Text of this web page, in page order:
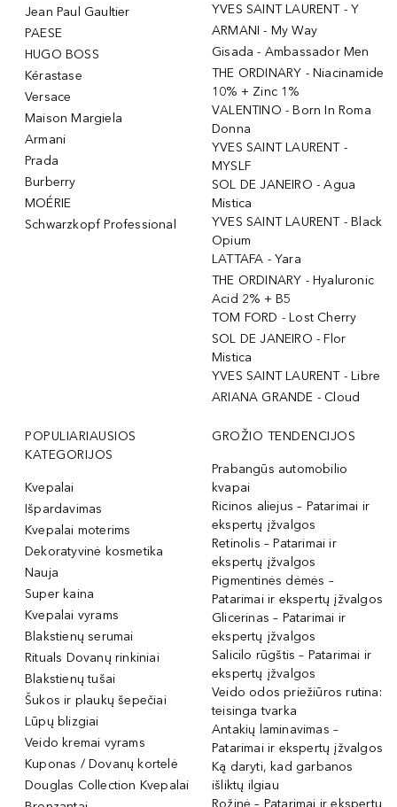
Jean Paul Gaultier
PAESE
HUGO BOSS
Kérastase
Versace
Maison Margiela
Armani
Prada
Burberry
MOÉRIE
Schwarzkopf Professional
YVES SAINT LAURENT - Y
ARMANI - My Way
Gisada - Ambassador Men
THE ORDINARY - Niacinamide
10% + Zinc 1%
VALENTINO - Born In Roma
Donna
YVES SAINT LAURENT -
MYSLF
SOL DE JANEIRO - Agua
Mistica
YVES SAINT LAURENT - Black
Opium
LATTAFA - Yara
THE ORDINARY - Hyaluronic
Acid 2% + B5
TOM FORD - Lost Cherry
SOL DE JANEIRO - Flor
Mistica
YVES SAINT LAURENT - Libre
ARIANA GRANDE - Cloud
POPULIARIAUSIOS
KATEGORIJOS
Kvepalai
Išpardavimas
Kvepalai moterims
Dekoratyvinė kosmetika
Nauja
Super kaina
Kvepalai vyrams
Blakstienų serumai
Rituals Dovanų rinkiniai
Blakstienų tušai
Šukos ir plaukų šepečiai
Lūpų blizgiai
Veido kremai vyrams
Kuponas / Dovanų kortelė
Douglas Collection Kvepalai
GROŽIO TENDENCIJOS
Prabangūs automobilio
kvapai
Ricinos aliejus – Patarimai ir
ekspertų įžvalgos
Retinolis – Patarimai ir
ekspertų įžvalgos
Pigmentinės dėmės –
Patarimai ir ekspertų įžvalgos
Glicerinas – Patarimai ir
ekspertų įžvalgos
Salicilo rūgštis – Patarimai ir
ekspertų įžvalgos
Veido odos priežiūros rutina:
teisinga tvarka
Antakių laminavimas –
Patarimai ir ekspertų įžvalgos
Ką daryti, kad garbanos
išliktų ilgiau
Rožinė – Patarimai ir ekspertų